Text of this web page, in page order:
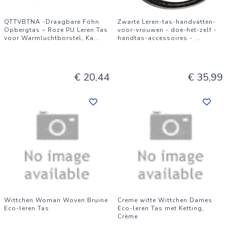
QTTVBTNA -Draagbare Föhn
Opbergtas – Roze PU Leren Tas
voor Warmluchtborstel, Ka...
€ 20,44
Zwarte Leren-tas-handvatten-
voor-vrouwen - doe-het-zelf -
handtas-accessoires - ...
€ 35,99
Wittchen Woman Woven Bruine
Eco-leren Tas
Creme witte Wittchen Dames
Eco-leren Tas met Ketting,
Crème